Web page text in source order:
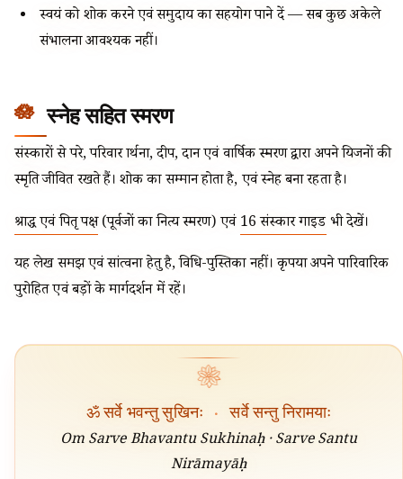
स्वयं को शोक करने एवं समुदाय का सहयोग पाने दें — सब कुछ अकेले
संभालना आवश्यक नहीं।
स्नेह सहित स्मरण
संस्कारों से परे, परिवार प्रार्थना, दीप, दान एवं वार्षिक स्मरण द्वारा अपने प्रियजनों की
स्मृति जीवित रखते हैं। शोक का सम्मान होता है, एवं स्नेह बना रहता है।
श्राद्ध एवं पितृ पक्ष(पूर्वजों का नित्य स्मरण) एवं 16 संस्कार गाइडभी देखें।
यह लेख समझ एवं सांत्वना हेतु है, विधि-पुस्तिका नहीं। कृपया अपने पारिवारिक
पुरोहित एवं बड़ों के मार्गदर्शन में रहें।
❀
ॐ सर्वे भवन्तु सुखिनः · सर्वे सन्तु निरामयाः
Om Sarve Bhavantu Sukhinaḥ · Sarve Santu
Nirāmayāḥ